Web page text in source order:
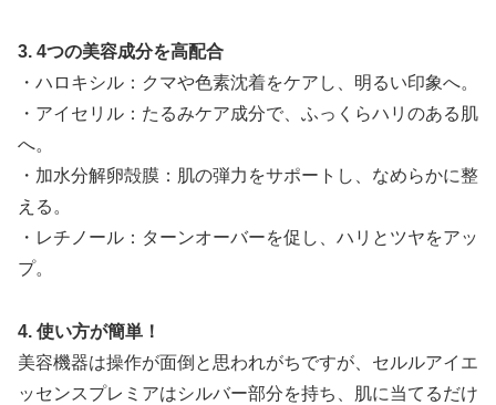
3. 4つの美容成分を高配合
・ハロキシル：クマや色素沈着をケアし、明るい印象へ。
・アイセリル：たるみケア成分で、ふっくらハリのある肌
へ。
・加水分解卵殻膜：肌の弾力をサポートし、なめらかに整
える。
・レチノール：ターンオーバーを促し、ハリとツヤをアッ
プ。
4. 使い方が簡単！
美容機器は操作が面倒と思われがちですが、セルルアイエ
ッセンスプレミアはシルバー部分を持ち、肌に当てるだけ